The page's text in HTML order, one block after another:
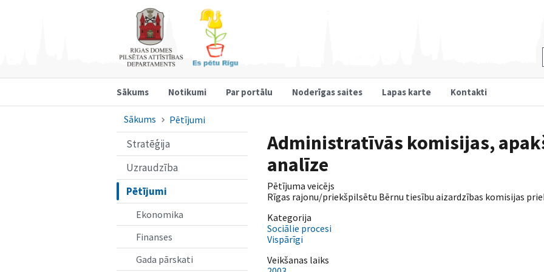
Sākums Notikumi Par portālu Noderīgas saites Lapas karte Kontakti
Sākums Pētījumi
Stratēģija
Uzraudzība
Pētījumi
Ekonomika
Finanses
Gada pārskati
Administratīvās komisijas,
analīze
Pētījuma veicējs
Rīgas rajonu/priekšpilsētu Bērnu tiesību aizardzības komisijas
Kategorija
Sociālie procesi
Vispārīgi
Veikšanas laiks